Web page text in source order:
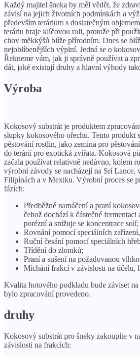
Každý majitel šneka by měl vědět, že
závisí na jejich životních podmínkách a
především terárium s dostatečným
teráriu hraje klíčovou roli, protože při
chov měkkýšů blíže přírodním. Dnes se
nejoblíbenějších výplní. Jedná se o
Řekneme vám, jak ji správně používat a
dát, jaké existují druhy a hlavní výhody
Výroba
Kokosový substrát je produktem
slupky kokosového ořechu. Tento produkt
pěstování rostlin, jako zemina pro
do terárií pro exotická zvířata. Kokosová
začala používat relativně nedávno, kolem
výrobní závody se nacházejí na Srí Lance,
Filipínách a v Mexiku. Výrobní proces se
fázích:
Předběžné namáčení a praní
čehož dochází k částečné fermentaci
porézní a snižuje se koncentrace solí;
Rovnání pomocí speciálních
Ruční česání pomocí speciálních
Třídění do zlomků;
Praní a sušení na požadovanou
Míchání frakcí v závislosti na účelu,
Kvalita hotového podkladu bude záviset
bylo zpracování provedeno.
druhy
Kokosový substrát pro šneky zakoupíte v
závislosti na frakcích: